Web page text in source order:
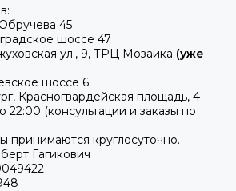
45
шоссе 47
ул., 9, ТРЦ Мозаика (уже
шоссе 6
Красногвардейская площадь, 4
(консультации и заказы по
принимаются круглосуточно.
Гагикович